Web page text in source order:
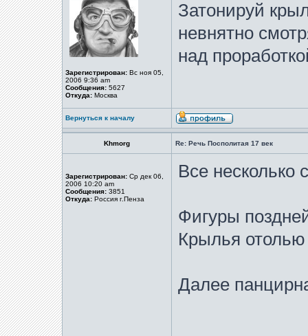
Зарегистрирован: Вс ноя 05,
2006 9:36 am
Сообщения: 5627
Откуда: Москва
Затонируй
невнятно
над
Вернуться к началу
Khmorg Re: Речь Посполитая 17 век
Зарегистрирован: Ср дек 06,
2006 10:20 am
Сообщения: 3851
Откуда: Россия г.Пенза
Все несколько
Фигуры
Крылья отолью
Далее